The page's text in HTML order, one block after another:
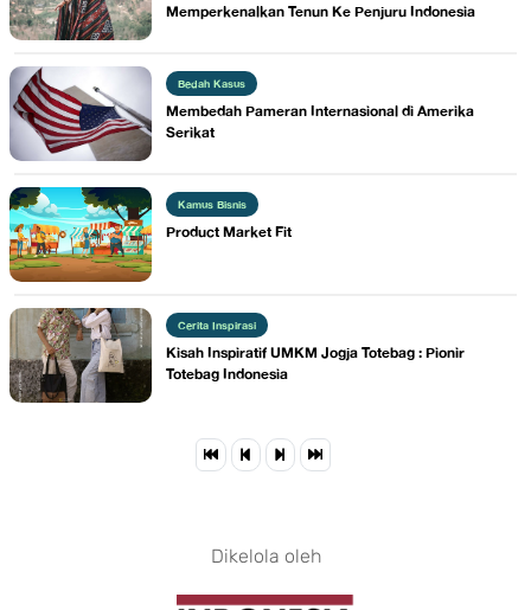
Memperkenalkan Tenun Ke Penjuru Indonesia
Bedah Kasus
​Membedah Pameran Internasional di Amerika
Serikat
Kamus Bisnis
​Product Market Fit
Cerita Inspirasi
Kisah Inspiratif UMKM ​Jogja Totebag : Pionir
Totebag Indonesia
Dikelola oleh